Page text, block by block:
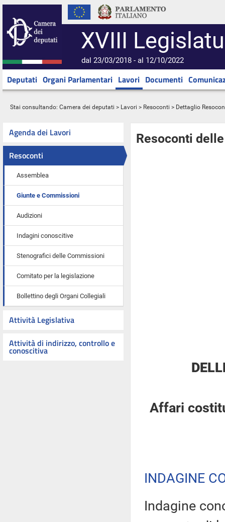
XVIII
dal 23/03/2018 - al 12/10/2022
Deputati Organi Parlamentari Lavori Documenti
Stai consultando: Camera dei deputati > Lavori > Resoconti > Dettaglio
Agenda dei Lavori
Resoconti
Assemblea
Giunte e Commissioni
Audizioni
Indagini conoscitive
Stenografici delle Commissioni
Comitato per la legislazione
Bollettino degli Organi Collegiali
Attività Legislativa
Attività di indirizzo, controllo e
conoscitiva
Resoconti
Affari
INDAGINE
Indagine